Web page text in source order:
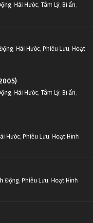
, Hài Hước, Tâm Lý, Bí ẩn,
, Hài Hước, Phiêu Lưu, Hoạt
, Hài Hước, Tâm Lý, Bí ẩn,
Hước, Phiêu Lưu, Hoạt Hình
Động, Phiêu Lưu, Hoạt Hình